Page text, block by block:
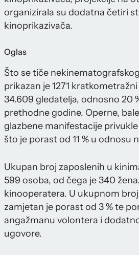
organizirala su dodatna četiri
kinoprikazivača.
Oglas
Što se tiče
prikazan je 1271
34.609 gledatelja, odnosno 20
prethodne godine. Operne,
glazbene manifestacije privukle
što je porast od 11 % u odnosu
Ukupan broj zaposlenih u
599 osoba, od čega je 340
kinooperatera. U ukupnom
zamjetan je porast od 3 % te
angažmanu volontera i
ugovore.